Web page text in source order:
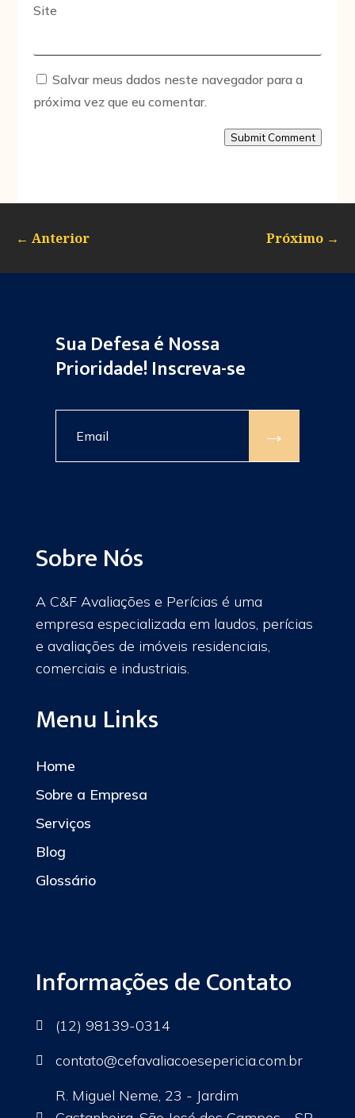
Site
Salvar meus dados neste navegador para a
próxima vez que eu comentar.
Submit Comment
← Anterior Próximo →
Sua Defesa é Nossa
Prioridade! Inscreva-se
→
Sobre Nós
A C&F Avaliações e Perícias é uma
empresa especializada em laudos, perícias
e avaliações de imóveis residenciais,
comerciais e industriais.
Menu Links
Home
Sobre a Empresa
Serviços
Blog
Glossário
Informações de Contato
 (12) 98139-0314
 contato@cefavaliacoesepericia.com.br
R. Miguel Neme, 23 - Jardim